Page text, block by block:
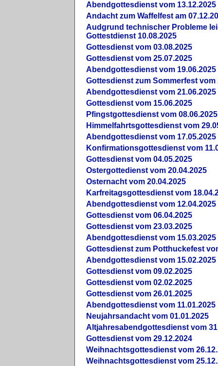
Abendgottesdienst vom 13.12.2025
Andacht zum Waffelfest am
Audgrund technischer Probleme
Gottestdienst 10.08.2025
Gottesdienst vom 03.08.2025
Gottesdienst vom 25.07.2025
Abendgottesdienst vom 19.06.2025
Gottesdienst zum Sommerfest vom
Abendgottesdienst vom 21.06.2025
Gottesdienst vom 15.06.2025
Pfingstgottesdienst vom 08.06.2025
Himmelfahrtsgottesdienst vom
Abendgottesdienst vom 17.05.2025
Konfirmationsgottesdienst vom
Gottesdienst vom 04.05.2025
Ostergottedienst vom 20.04.2025
Osternacht vom 20.04.2025
Karfreitagsgottesdienst vom
Abendgottesdienst vom 12.04.2025
Gottesdienst vom 06.04.2025
Gottesdienst vom 23.03.2025
Abendgottesdienst vom 15.03.2025
Gottesdienst zum Potthuckefest
Abendgottesdienst vom 15.02.2025
Gottesdienst vom 09.02.2025
Gottesdienst vom 02.02.2025
Gottesdienst vom 26.01.2025
Abendgottesdienst vom 11.01.2025
Neujahrsandacht vom 01.01.2025
Altjahresabendgottesdienst vom
Gottesdienst vom 29.12.2024
Weihnachtsgottesdienst vom
Weihnachtsgottesdienst vom